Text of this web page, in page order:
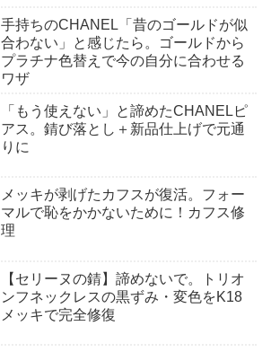
手持ちのCHANEL「昔のゴールドが似
合わない」と感じたら。ゴールドから
プラチナ色替えで今の自分に合わせる
ワザ
「もう使えない」と諦めたCHANELピ
アス。錆び落とし＋新品仕上げで元通
りに
メッキが剥げたカフスが復活。フォー
マルで恥をかかないために！カフス修
理
【セリーヌの錆】諦めないで。トリオ
ンフネックレスの黒ずみ・変色をK18
メッキで完全修復